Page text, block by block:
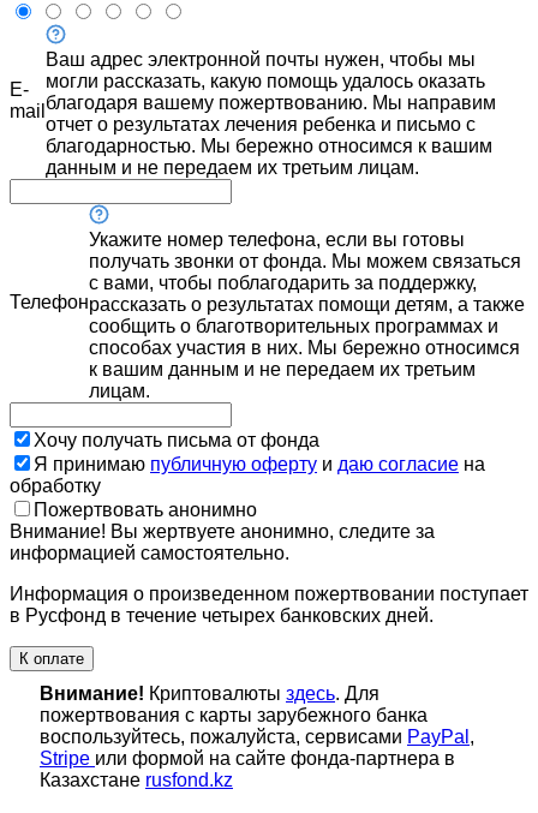
E-
mail
Ваш адрес электронной почты нужен, чтобы мы
могли рассказать, какую помощь удалось оказать
благодаря вашему пожертвованию. Мы направим
отчет о результатах лечения ребенка и письмо с
благодарностью. Мы бережно относимся к вашим
данным и не передаем их третьим лицам.
Телефон
Укажите номер телефона, если вы готовы
получать звонки от фонда. Мы можем связаться
с вами, чтобы поблагодарить за поддержку,
рассказать о результатах помощи детям, а также
сообщить о благотворительных программах и
способах участия в них. Мы бережно относимся
к вашим данным и не передаем их третьим
лицам.
Хочу получать письма от фонда
Я принимаю публичную оферту и даю согласие на
обработку
Пожертвовать анонимно
Внимание! Вы жертвуете анонимно, следите за
информацией самостоятельно.
Информация о произведенном пожертвовании поступает
в Русфонд в течение четырех банковских дней.
К оплате
Внимание! Криптовалюты здесь. Для
пожертвования с карты зарубежного банка
воспользуйтесь, пожалуйста, сервисами PayPal ,
Stripe или формой на сайте фонда-партнера в
Казахстане rusfond.kz